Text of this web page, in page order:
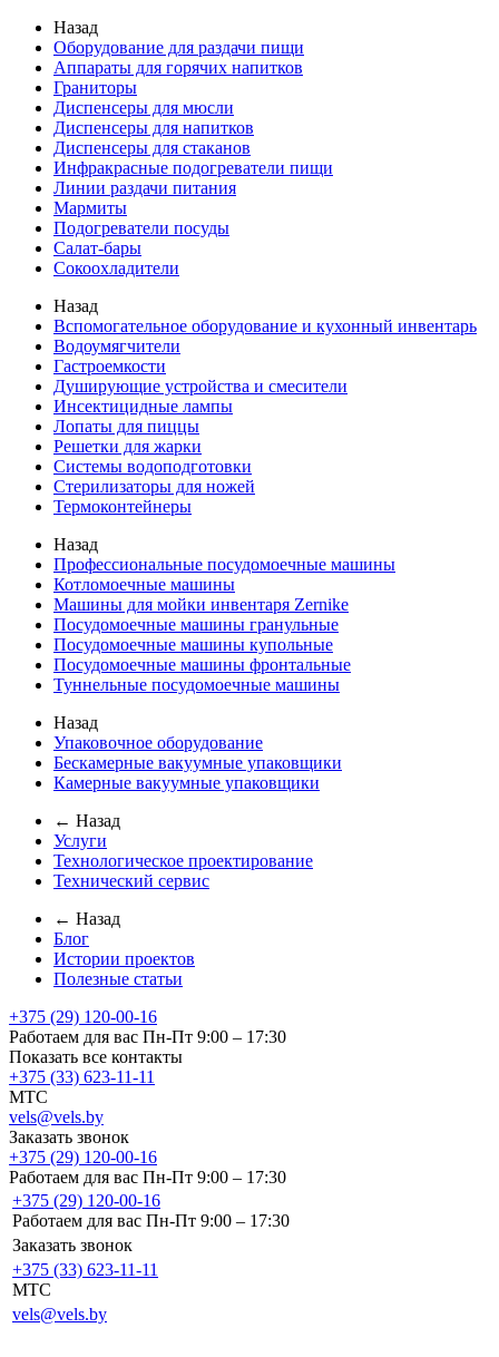
Назад
Оборудование для раздачи пищи
Аппараты для горячих напитков
Граниторы
Диспенсеры для мюсли
Диспенсеры для напитков
Диспенсеры для стаканов
Инфракрасные подогреватели пищи
Линии раздачи питания
Мармиты
Подогреватели посуды
Салат-бары
Сокоохладители
Назад
Вспомогательное оборудование и кухонный инвентарь
Водоумягчители
Гастроемкости
Душирующие устройства и смесители
Инсектицидные лампы
Лопаты для пиццы
Решетки для жарки
Системы водоподготовки
Стерилизаторы для ножей
Термоконтейнеры
Назад
Профессиональные посудомоечные машины
Котломоечные машины
Машины для мойки инвентаря Zernike
Посудомоечные машины гранульные
Посудомоечные машины купольные
Посудомоечные машины фронтальные
Туннельные посудомоечные машины
Назад
Упаковочное оборудование
Бескамерные вакуумные упаковщики
Камерные вакуумные упаковщики
← Назад
Услуги
Технологическое проектирование
Технический сервис
← Назад
Блог
Истории проектов
Полезные статьи
+375 (29) 120-00-16
Работаем для вас Пн-Пт 9:00 – 17:30
Показать все контакты
+375 (33) 623-11-11
MTC
vels@vels.by
Заказать звонок
+375 (29) 120-00-16
Работаем для вас Пн-Пт 9:00 – 17:30
+375 (29) 120-00-16
Работаем для вас Пн-Пт 9:00 – 17:30
Заказать звонок
+375 (33) 623-11-11
MTC
vels@vels.by